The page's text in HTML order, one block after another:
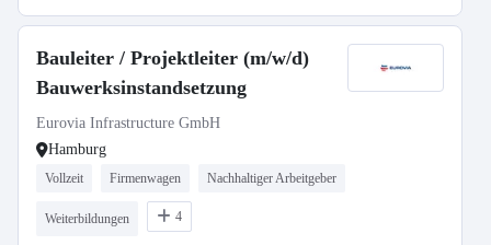
Bauleiter / Projektleiter (m/w/d)
Bauwerksinstandsetzung
Eurovia Infrastructure GmbH
Hamburg
Vollzeit Firmenwagen Nachhaltiger Arbeitgeber
Weiterbildungen 4